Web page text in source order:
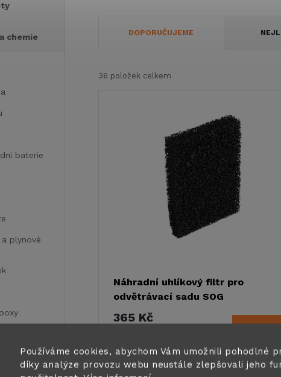
Používáme cookies, abychom Vám umožnili pohodlné
díky analýze provozu webu neustále zlepšovali jeho
chemie
baterie
plynové
u
k
DOPORUČUJEME
36 položek celkem
d
Náhradní uhlíkový filtr pro
odvětrávací sadu SOG
365 Kč
Náhradní aktivní uhlíkový filtr SOG pro